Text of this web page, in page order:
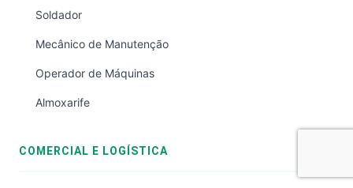
Soldador
Mecânico de Manutenção
Operador de Máquinas
Almoxarife
COMERCIAL E LOGÍSTICA